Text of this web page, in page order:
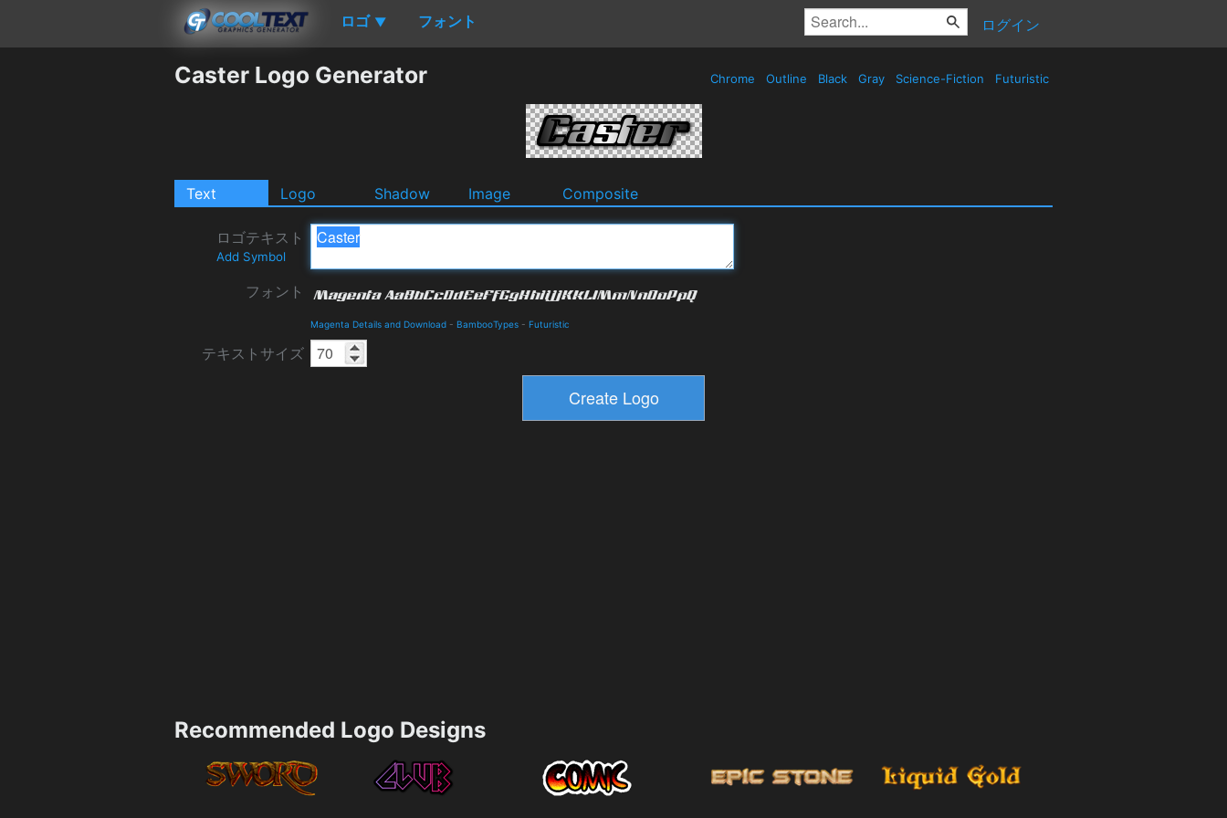
ロゴ ▼ フォント ログイン
Caster Logo Generator Chrome Outline Black Gray Science-Fiction Futuristic
Text Logo Shadow Image Composite
ロゴテキスト
Add Symbol
フォント
Magenta Details and Download - BambooTypes - Futuristic
テキストサイズ
Recommended Logo Designs